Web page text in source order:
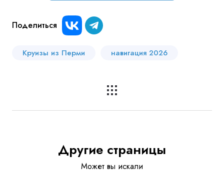
Поделиться
Круизы из Перми навигация 2026
Другие страницы
Может вы искали